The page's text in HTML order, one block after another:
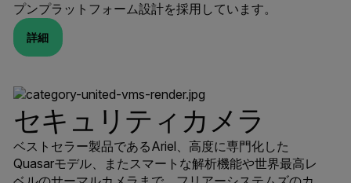
プンプラットフォーム設計を採用しています。
詳細
セキュリティカメラ
ベストセラー製品であるAriel、高度に専門化した
Quasarモデル、またスマートな解析機能や世界最高レ